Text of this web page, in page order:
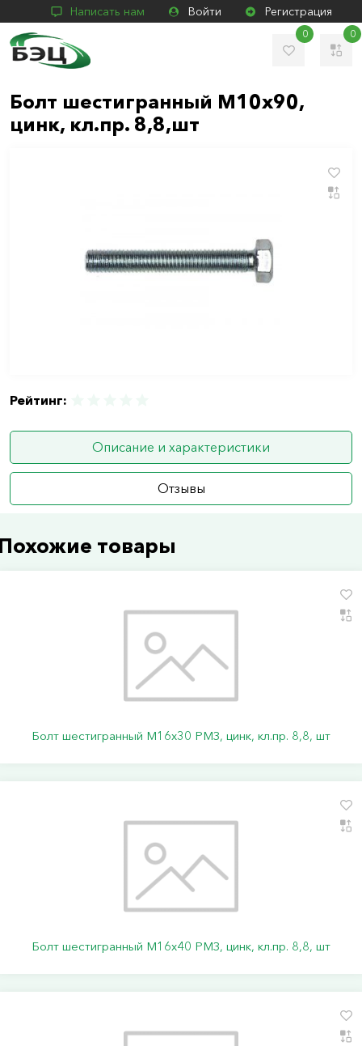
Написать нам Войти Регистрация
0 0
Болт шестигранный М10х90,
цинк, кл.пр. 8,8,шт
Рейтинг:
Описание и характеристики
Отзывы
товары
Болт шестигранный М16х30 РМЗ, цинк, кл.пр. 8,8, шт
Болт шестигранный М16х40 РМЗ, цинк, кл.пр. 8,8, шт